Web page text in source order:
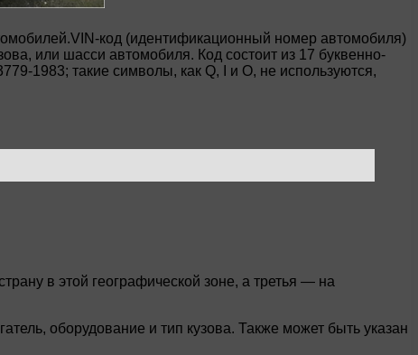
код (идентификационный номер автомобиля)
или шасси автомобиля. Код состоит из 17 буквенно-
1983; такие символы, как Q, I и O, не используются,
в этой географической зоне, а третья — на
оборудование и тип кузова. Также может быть указан